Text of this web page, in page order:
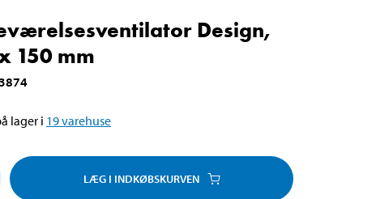
Design,
150 mm
lager i 19varehuse
LÆG I INDKØBSKURVEN